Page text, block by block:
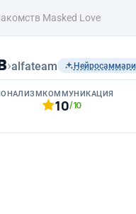
Masked Love
›alfateam Нейросаммари
КОММУНИКАЦИЯ
10/10